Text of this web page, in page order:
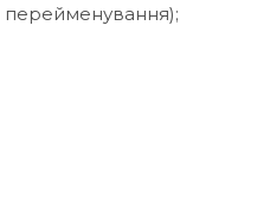
перейменування);